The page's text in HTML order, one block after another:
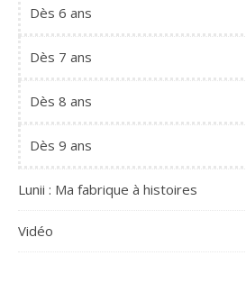
Dès 6 ans
Dès 7 ans
Dès 8 ans
Dès 9 ans
Lunii : Ma fabrique à histoires
Vidéo